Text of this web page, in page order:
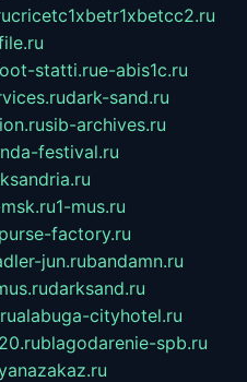
cricetc1xbetr1xbetcc2.ru
statti.rue-abis1c.ru
dark-sand.ru
sib-archives.ru
festival.ru
1-mus.ru
purse-factory.ru
jun.rubandamn.ru
darksand.ru
alabuga-cityhotel.ru
blagodarenie-spb.ru